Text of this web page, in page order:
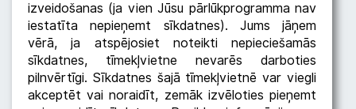
Seko RPP
izveidošanas (ja vien Jūsu pārlūkprogramma nav
iestatīta nepieņemt sīkdatnes). Jums jāņem
vērā, ja atspējosiet noteikti nepieciešamās
sīkdatnes, tīmekļvietne nevarēs darboties
pilnvērtīgi. Sīkdatnes šajā tīmekļvietnē var viegli
akceptēt vai noraidīt, zemāk izvēloties pieņemt